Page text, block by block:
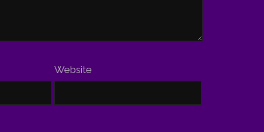
Website